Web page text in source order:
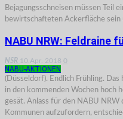
Bejagungsschneisen müssen Teil
bewirtschafteten Ackerfläche sein
NABU NRW: Feldraine
NSR 10.Apr. 2018 0
NABU-AKTIONEN
(Düsseldorf). Endlich Frühling.
in den kommenden Wochen hoch
gesät. Anlass für den NABU NRW
Kommunen aufzufordern,